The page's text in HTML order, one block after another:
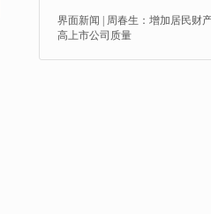
界面新闻 | 周春生：增加居民财
高上市公司质量